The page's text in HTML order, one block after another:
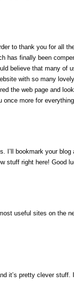
to thank you for all
has finally been
believe that many of
with so many
the web page and
once more for
I’ll bookmark your blog
stuff right here! Good
useful sites on the
it’s pretty clever stuff.